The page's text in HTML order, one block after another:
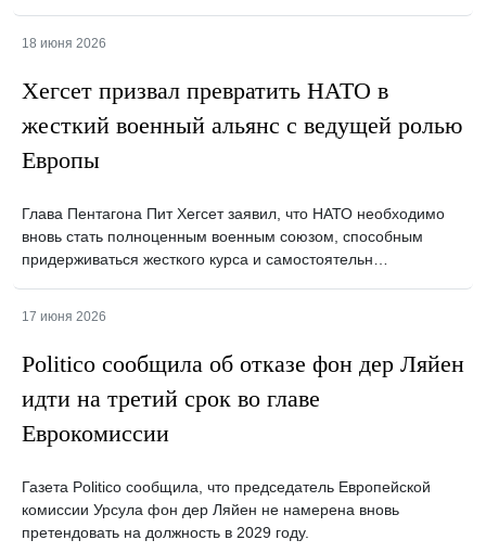
18 июня 2026
Хегсет призвал превратить НАТО в
жесткий военный альянс с ведущей ролью
Европы
Глава Пентагона Пит Хегсет заявил, что НАТО необходимо
вновь стать полноценным военным союзом, способным
придерживаться жесткого курса и самостоятельн…
17 июня 2026
Politico сообщила об отказе фон дер Ляйен
идти на третий срок во главе
Еврокомиссии
Газета Politico сообщила, что председатель Европейской
комиссии Урсула фон дер Ляйен не намерена вновь
претендовать на должность в 2029 году.